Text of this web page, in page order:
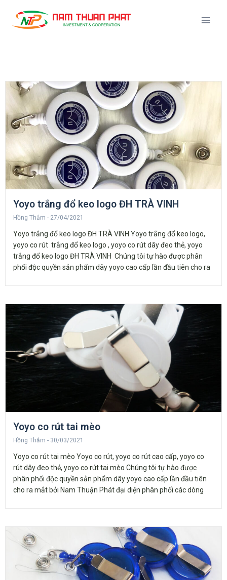
Yoyo trắng đổ keo logo ĐH TRÀ VINH
Hồng Thắm 27/04/2021
Yoyo trắng đổ keo logo ĐH TRÀ VINH Yoyo trắng đổ keo logo,
yoyo co rút trắng đổ keo logo , yoyo co rút dây đeo thẻ, yoyo
trắng đổ keo logo ĐH TRÀ VINH Chúng tôi tự hào được phân
phối độc quyền sản phẩm dây yoyo cao cấp lần đầu tiên cho ra
Yoyo co rút tai mèo
Hồng Thắm 30/03/2021
Yoyo co rút tai mèo Yoyo co rút, yoyo co rút cao cấp, yoyo co
rút dây đeo thẻ, yoyo co rút tai mèo Chúng tôi tự hào được
phân phối độc quyền sản phẩm dây yoyo cao cấp lần đầu tiên
cho ra mắt bởi Nam Thuận Phát đại diện phân phối các dòng